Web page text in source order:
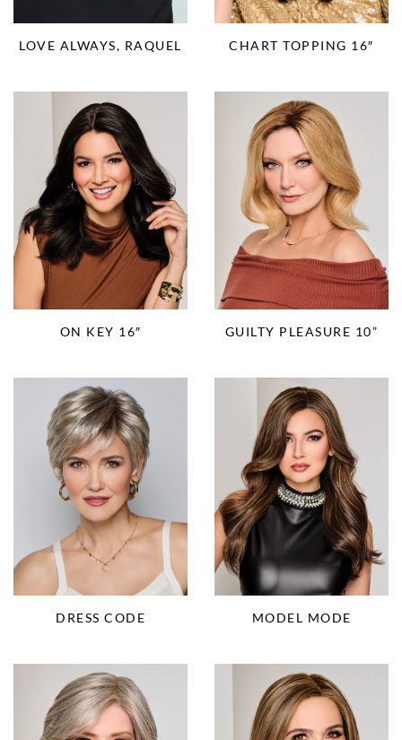
LOVE ALWAYS, RAQUEL CHART TOPPING 16″
ON KEY 16″ GUILTY PLEASURE 10”
DRESS CODE MODEL MODE